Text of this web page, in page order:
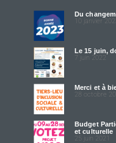
Du
10 janvier
Le 15 juin,
7 juin 2022
Merci et à
28 octobre
Budget
et culturelle
25 juin 2021